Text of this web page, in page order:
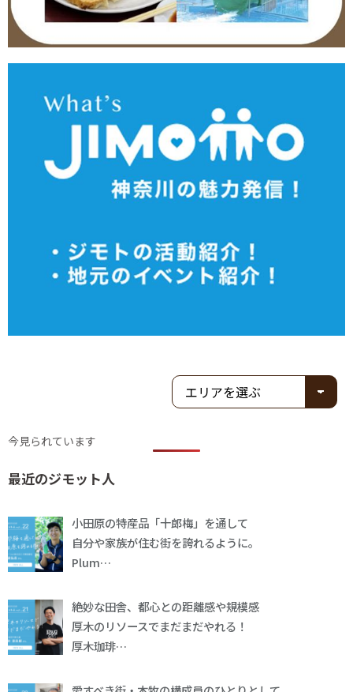
今見られています
最近のジモット人
小田原の特産品「十郎梅」を通して
自分や家族が住む街を誇れるように。
Plum…
絶妙な田舎、都心との距離感や規模感
厚木のリソースでまだまだやれる！
厚木珈琲…